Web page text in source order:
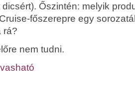
Őszintén: melyik
főszerepre egy
rá?
nem tudni.